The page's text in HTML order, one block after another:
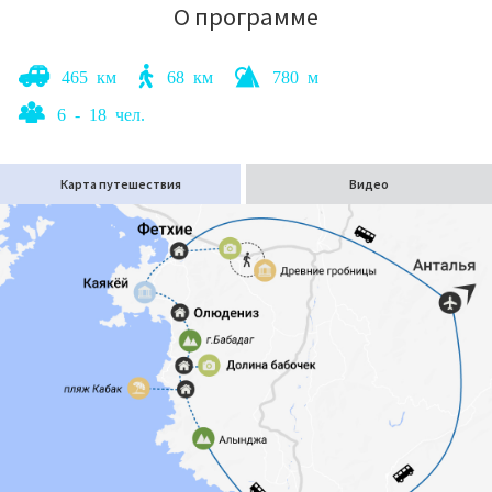
О программе
465 км 68 км 780 м
6 - 18 чел.
Карта путешествия Видео